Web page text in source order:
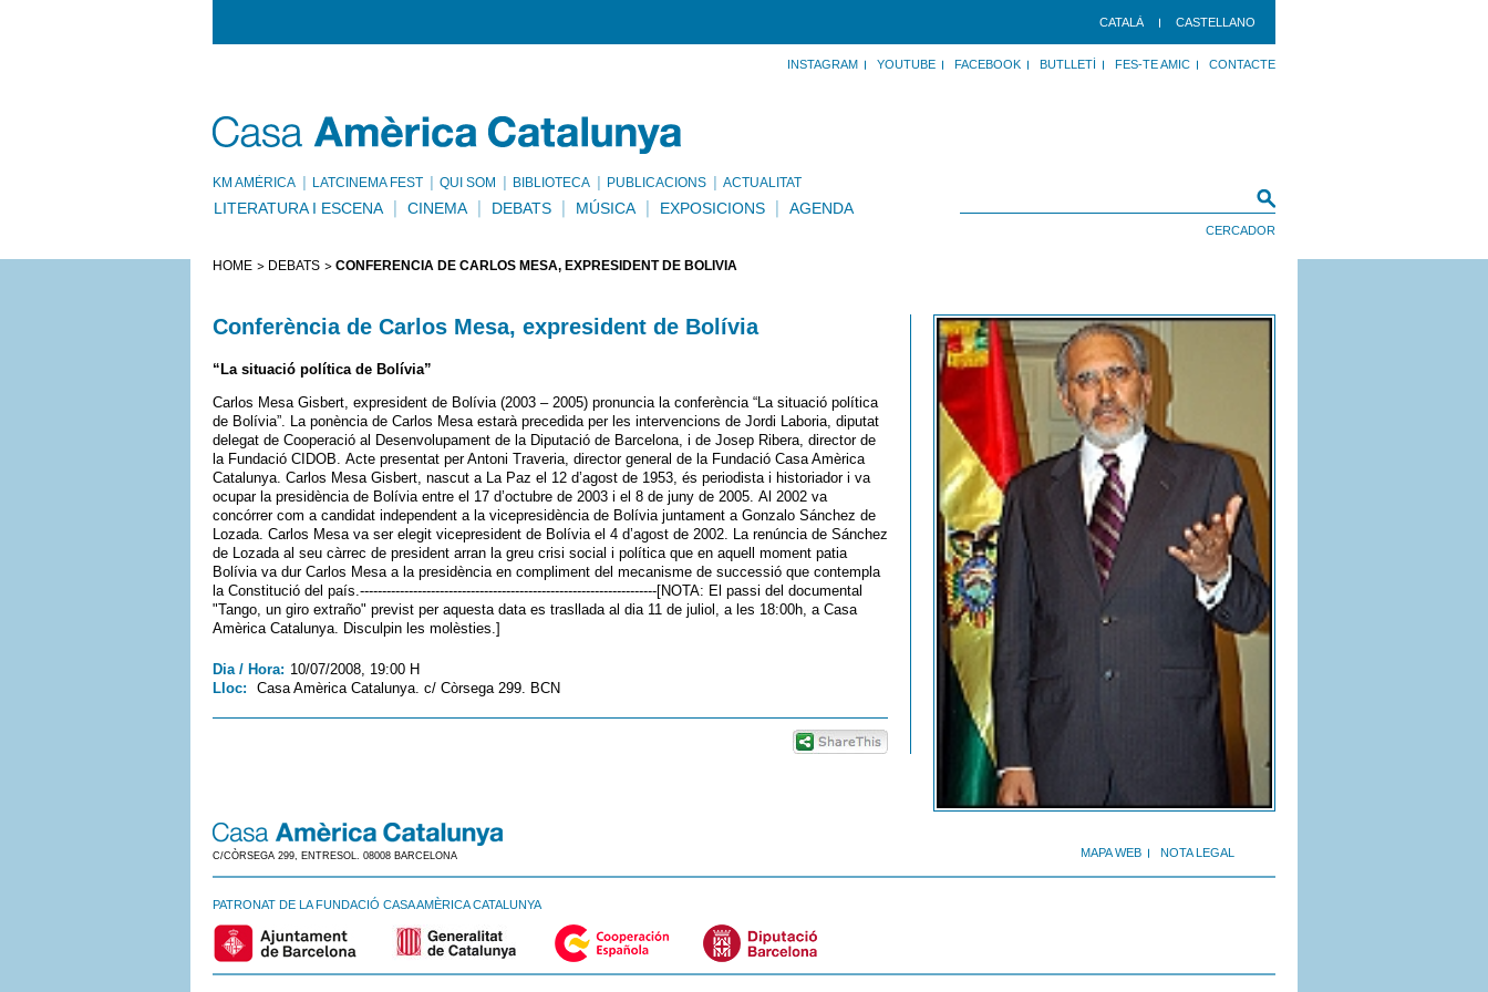
CATALÀ CASTELLANO
INSTAGRAM YOUTUBE FACEBOOK BUTLLETÍ FES-TE AMIC CONTACTE
KM AMÈRICA LATCINEMA FEST QUI SOM BIBLIOTECA PUBLICACIONS ACTUALITAT
LITERATURA I ESCENA CINEMA DEBATS MÚSICA EXPOSICIONS AGENDA
HOME DEBATS CONFERÈNCIA DE CARLOS MESA, EXPRESIDENT DE BOLÍVIA
Conferència de Carlos Mesa, expresident de Bolívia
“La situació política de Bolívia”
Carlos Mesa Gisbert, expresident de Bolívia (2003 – 2005) pronuncia la conferència “La situació política
de Bolívia”. La ponència de Carlos Mesa estarà precedida per les intervencions de Jordi Laboria, diputat
delegat de Cooperació al Desenvolupament de la Diputació de Barcelona, i de Josep Ribera, director de
la Fundació CIDOB. Acte presentat per Antoni Traveria, director general de la Fundació Casa Amèrica
Catalunya. Carlos Mesa Gisbert, nascut a La Paz el 12 d’agost de 1953, és periodista i historiador i va
ocupar la presidència de Bolívia entre el 17 d’octubre de 2003 i el 8 de juny de 2005. Al 2002 va
concórrer com a candidat independent a la vicepresidència de Bolívia juntament a Gonzalo Sánchez de
Lozada. Carlos Mesa va ser elegit vicepresident de Bolívia el 4 d’agost de 2002. La renúncia de Sánchez
de Lozada al seu càrrec de president arran la greu crisi social i política que en aquell moment patia
Bolívia va dur Carlos Mesa a la presidència en compliment del mecanisme de successió que contempla
la Constitució del país.-------------------------------------------------------------------[NOTA: El passi del documental
"Tango, un giro extraño" previst per aquesta data es trasllada al dia 11 de juliol, a les 18:00h, a Casa
Amèrica Catalunya. Disculpin les molèsties.]
Dia / Hora: 10/07/2008, 19:00 H
Lloc:
Casa Amèrica Catalunya. c/ Còrsega 299. BCN
MAPA WEB NOTA LEGAL
C/CÒRSEGA 299, ENTRESOL. 08008 BARCELONA
PATRONAT DE LA FUNDACIÓ CASA AMÈRICA CATALUNYA